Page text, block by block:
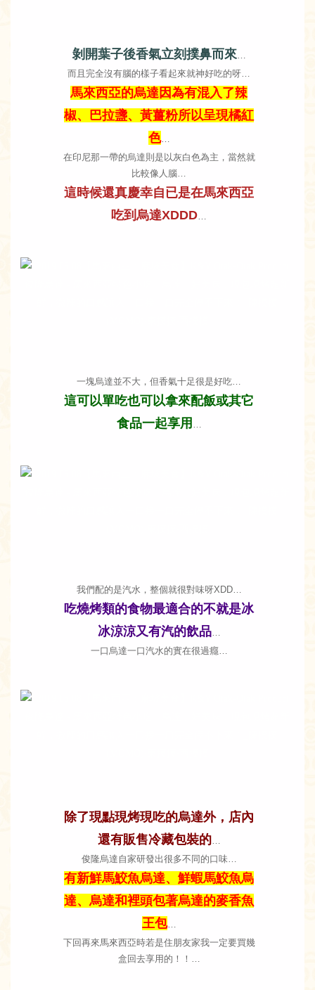
剝開葉子後香氣立刻撲鼻而來…
而且完全沒有腦的樣子看起來就神好吃的呀…
馬來西亞的烏達因為有混入了辣
椒、巴拉盞、黃薑粉所以呈現橘紅
色…
在印尼那一帶的烏達則是以灰白色為主，當然就
比較像人腦…
這時候還真慶幸自已是在馬來西亞
吃到烏達XDDD…
一塊烏達並不大，但香氣十足很是好吃…
這可以單吃也可以拿來配飯或其它
食品一起享用 …
我們配的是汽水，整個就很對味呀XDD…
吃燒烤類的食物最適合的不就是冰
冰涼涼又有汽的飲品…
一口烏達一口汽水的實在很過癮…
除了現點現烤現吃的烏達外，店內
還有販售冷藏包裝的…
俊隆烏達自家研發出很多不同的口味…
有新鮮馬鮫魚烏達、鮮蝦馬鮫魚烏
達、烏達和裡頭包著烏達的麥香魚
王包…
下回再來馬來西亞時若是住朋友家我一定要買幾
盒回去享用的！！…